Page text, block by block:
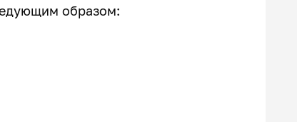
образом: